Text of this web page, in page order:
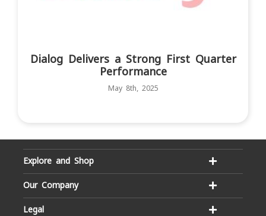
Dialog Delivers a Strong First Quarter
Performance
May 8th, 2025
Explore and Shop
Our Company
Legal